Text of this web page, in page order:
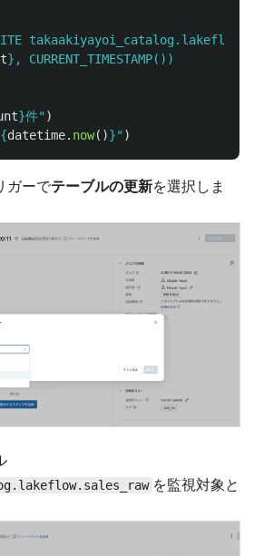
}
}件" )
{datetime. now()}" )
ガーでテーブルの更新を選択しま
を監視対象と